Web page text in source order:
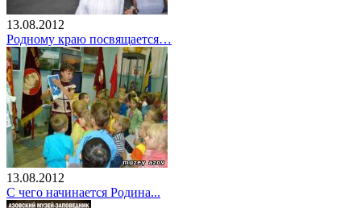
13.08.2012
Родному краю посвящается…
13.08.2012
С чего начинается Родина...